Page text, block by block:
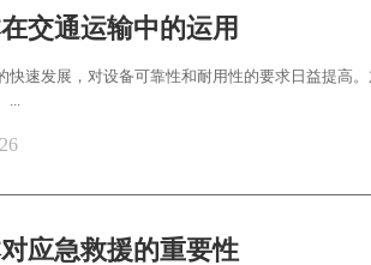
交通运输中的运用
快速发展，对设备可靠性和耐用性的要求日益提高
应急救援的重要性